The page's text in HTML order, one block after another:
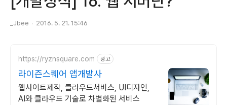
_Jbee 2016. 5. 21. 15:46
https://ryznsquare.com 광고
라이즌스퀘어 앱개발사
웹사이트제작, 클라우드서비스, UI디자인,
AI와 클라우드 기술로 차별화된 서비스